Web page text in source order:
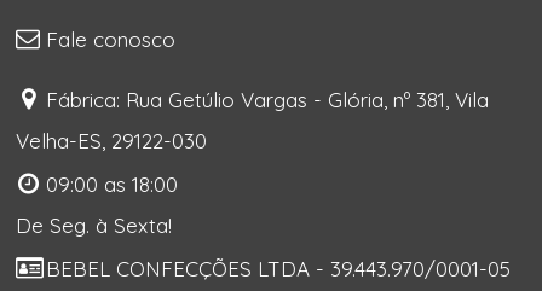
Fale conosco
Fábrica: Rua Getúlio Vargas - Glória, nº 381, Vila
Velha-ES, 29122-030
09:00 as 18:00
De Seg. à Sexta!
BEBEL CONFECÇÕES LTDA - 39.443.970/0001-05